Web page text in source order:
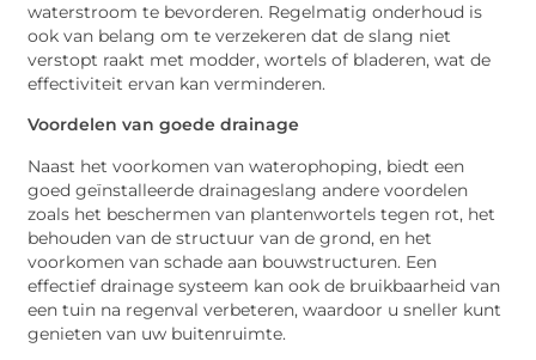
waterstroom te bevorderen. Regelmatig onderhoud is
ook van belang om te verzekeren dat de slang niet
verstopt raakt met modder, wortels of bladeren, wat de
effectiviteit ervan kan verminderen.
Voordelen van goede drainage
Naast het voorkomen van waterophoping, biedt een
goed geïnstalleerde drainageslang andere voordelen
zoals het beschermen van plantenwortels tegen rot, het
behouden van de structuur van de grond, en het
voorkomen van schade aan bouwstructuren. Een
effectief drainage systeem kan ook de bruikbaarheid van
een tuin na regenval verbeteren, waardoor u sneller kunt
genieten van uw buitenruimte.